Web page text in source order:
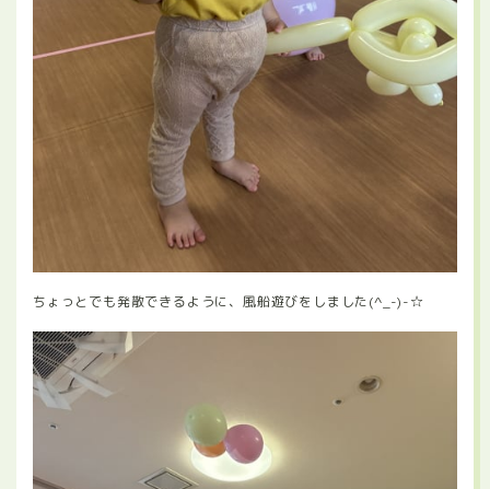
ちょっとでも発散できるように、風船遊びをしました(^_-)-☆